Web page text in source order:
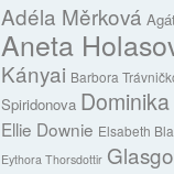
Adéla Měrková
Aneta
Kányai Barbora
Spiridonova
Ellie Downie Elsabeth
Eythora Thorsdottir